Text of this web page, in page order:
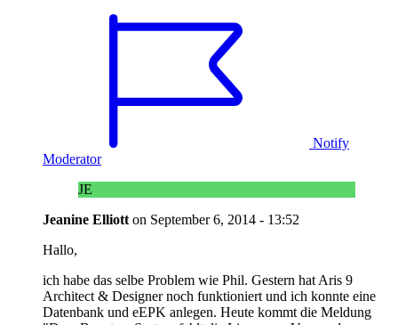
Notify
Moderator
JE
Jeanine Elliott on September 6, 2014 - 13:52
Hallo,
ich habe das selbe Problem wie Phil. Gestern hat Aris 9
Architect & Designer noch funktioniert und ich konnte eine
Datenbank und eEPK anlegen. Heute kommt die Meldung